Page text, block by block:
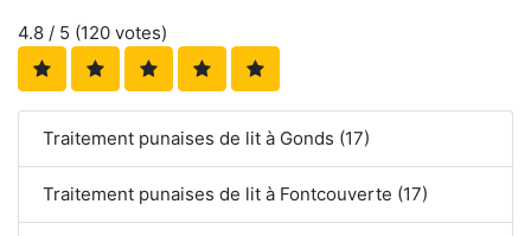
4.8 / 5 (120 votes)
Traitement punaises de lit à Gonds (17)
Traitement punaises de lit à Fontcouverte (17)